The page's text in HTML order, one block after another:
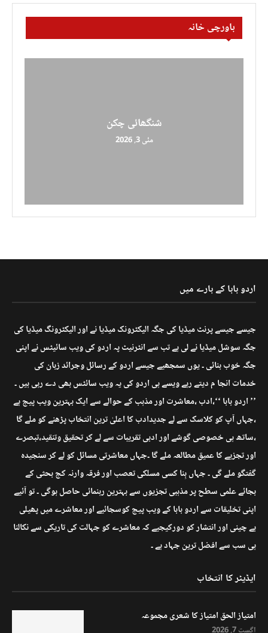
باورچی خانہ
شنگھائی چکن
مئی 3, 2026
اردو بابا کے بارے میں
جیسے جیسے پرنٹ میڈیا کی جگہ الیکٹرونک میڈیا نے اور الیکٹرونگ میڈیا کی
جگہ سوشل میڈیا نے لی ہے تب سے انٹرنیٹ پہ اردو کی ویب سائیٹس نے اپنی
جگہ خوب بنائی ۔ یوں سمجھیے جیسے اردو کے رسائل وجرائد زبان کی
خدمات انجا م دیتے رہے ویسے ہی اردو کی یہ ویب سائٹس بھی دے رہی ہیں ۔
’’ اردو بابا ‘‘،ادب ،معاشرت اور مذہب کے حوالے سے ایک بہترین ویب پیج ہے
،جہاں آپ کو کلاسک سے لے جدیدادب کا اعلیٰ ترین انتخاب پڑھنے کو ملے گا
،ساتھ ہی خصوصی گوشے اور ادبی تقریبات سے لے کر تحقیق وتنقید،تبصرے
اور تجزیے کا عمیق مطالعہ ملے گا ۔جہاں معاشرتی مسائل کو لے کر سنجیدہ
گفتگو ملے گی ۔ جہاں بِنا کسی مسلکی تعصب اور فرقہ وارنہ کج بحثی کے
بجائے علمی سطح پر مذہبی تجزیوں سے بہترین رہنمائی حاصل ہوگی ۔ تو آئیے
اپنی تخلیقات سے اردو بابا کے ویب پیج کوسجائیے اور معاشرے میں پھیلی
بے چینی اور انتشار کو دورکیجیے کہ معاشرے کو جہالت کی تاریکی سے نکالنا
ہی سب سے افضل ترین جہاد ہے ۔
ایڈیٹر کا انتخاب
امتیاز الحق امتیاز کا شعری مجموعہ